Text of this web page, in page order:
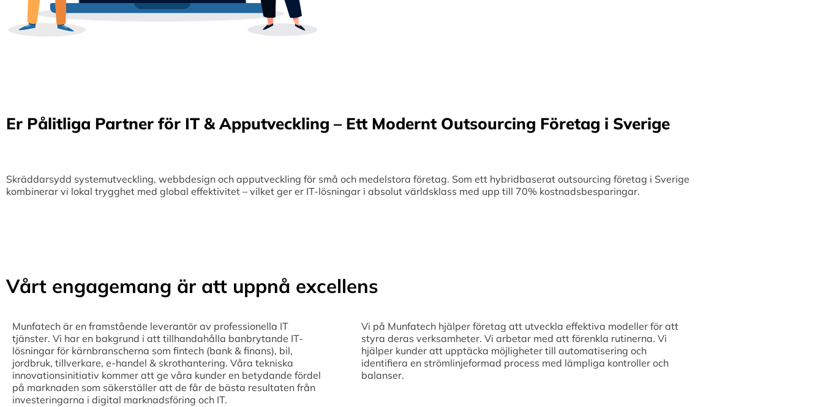
Er Pålitliga Partner för IT & Apputveckling – Ett Modernt Outsourcing Företag i Sverige
Skräddarsydd systemutveckling, webbdesign och apputveckling för små och medelstora företag. Som ett hybridbaserat outsourcing företag i Sverige
kombinerar vi lokal trygghet med global effektivitet – vilket ger er IT-lösningar i absolut världsklass med upp till 70% kostnadsbesparingar.
Vårt engagemang är att uppnå excellens
Munfatech är en framstående leverantör av professionella IT
tjänster. Vi har en bakgrund i att tillhandahålla banbrytande IT-
lösningar för kärnbranscherna som fintech (bank & finans), bil,
jordbruk, tillverkare, e-handel & skrothantering. Våra tekniska
innovationsinitiativ kommer att ge våra kunder en betydande fördel
på marknaden som säkerställer att de får de bästa resultaten från
investeringarna i digital marknadsföring och IT.
Vi på Munfatech hjälper företag att utveckla effektiva modeller för att
styra deras verksamheter. Vi arbetar med att förenkla rutinerna. Vi
hjälper kunder att upptäcka möjligheter till automatisering och
identifiera en strömlinjeformad process med lämpliga kontroller och
balanser.